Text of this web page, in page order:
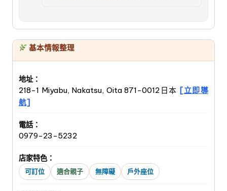
基本情報整理
地址：
218-1 Miyabu, Nakatsu, Oita 871-0012日本 [立即導
航]
電話：
0979-23-5232
店家特色：
可訂位 適合親子 無障礙 戶外座位